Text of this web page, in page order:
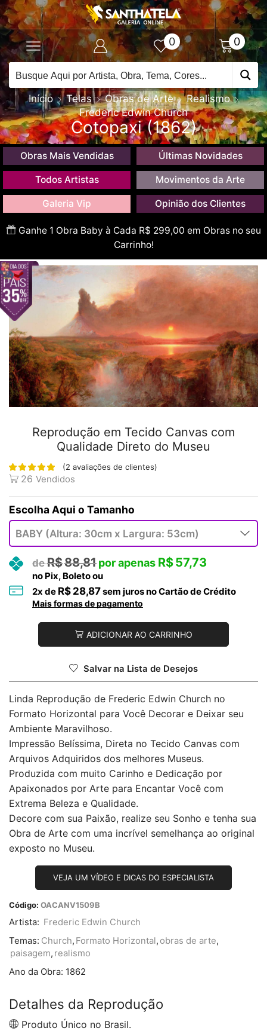
0 0
Início Telas Obras de Arte
Realismo
Frederic Edwin Church
Cotopaxi (1862)
Obras Mais Vendidas Últimas Novidades
Todos Artistas Movimentos da Arte
Galeria Vip Opinião dos Clientes
Ganhe 1 Obra Baby à Cada R$ 299,00 em Obras no seu
Carrinho!
Reprodução em Tecido Canvas com
Qualidade Direto do Museu
(2 avaliações de clientes)
26 Vendidos
Tamanho
R$88,81 R$57,73
no Pix, Boleto ou
2x de R$ 28,87sem juros no Cartão de Crédito
Mais formas de pagamento
ADICIONAR AO CARRINHO
Salvar na Lista de Desejos
Linda Reprodução de Frederic Edwin Church no
Formato Horizontal para Você Decorar e Deixar seu
Ambiente Maravilhoso.
Impressão Belíssima, Direta no Tecido Canvas com
Arquivos Adquiridos dos melhores Museus.
Produzida com muito Carinho e Dedicação por
Apaixonados por Arte para Encantar Você com
Extrema Beleza e Qualidade.
Decore com sua Paixão, realize seu Sonho e tenha sua
Obra de Arte com uma incrível semelhança ao original
exposto no Museu.
VEJA UM VÍDEO E DICAS DO ESPECIALISTA
Código: OACANV1509B
Artista: Frederic Edwin Church
Temas: Church, Formato Horizontal, obras de arte,
paisagem, realismo
Ano da Obra: 1862
Detalhes da Reprodução
Produto Único no Brasil.